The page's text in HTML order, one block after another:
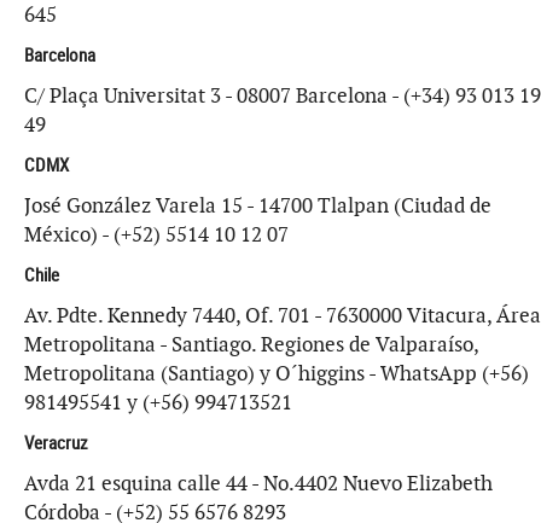
645
Barcelona
C/ Plaça Universitat 3 - 08007 Barcelona - (+34) 93 013 19
49
CDMX
José González Varela 15 - 14700 Tlalpan (Ciudad de
México) - (+52) 5514 10 12 07
Chile
Av. Pdte. Kennedy 7440, Of. 701 - 7630000 Vitacura, Área
Metropolitana - Santiago. Regiones de Valparaíso,
Metropolitana (Santiago) y O´higgins - WhatsApp (+56)
981495541 y (+56) 994713521
Veracruz
Avda 21 esquina calle 44 - No.4402 Nuevo Elizabeth
Córdoba - (+52) 55 6576 8293